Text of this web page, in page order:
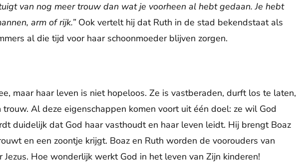
van nog meer trouw dan wat je voorheen al hebt gedaan. Je hebt
arm of rijk.” Ook vertelt hij dat Ruth in de stad bekendstaat als
al die tijd voor haar schoonmoeder blijven zorgen.
maar haar leven is niet hopeloos. Ze is vastberaden, durft los te laten,
Al deze eigenschappen komen voort uit één doel: ze wil God
duidelijk dat God haar vasthoudt en haar leven leidt. Hij brengt Boaz
en een zoontje krijgt. Boaz en Ruth worden de voorouders van
Hoe wonderlijk werkt God in het leven van Zijn kinderen!